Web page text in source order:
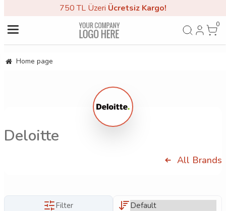
750 TL Üzeri Ücretsiz Kargo!
0
Home page
Deloitte
All Brands
Filter